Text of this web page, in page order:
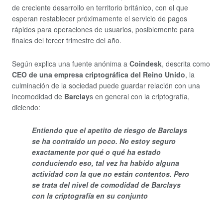
de creciente desarrollo en territorio británico, con el que
esperan restablecer próximamente el servicio de pagos
rápidos para operaciones de usuarios, posiblemente para
finales del tercer trimestre del año.
Según explica una fuente anónima a Coindesk, descrita como
CEO de una empresa criptográfica del Reino Unido, la
culminación de la sociedad puede guardar relación con una
incomodidad de Barclays en general con la criptografía,
diciendo:
Entiendo que el apetito de riesgo de Barclays
se ha contraído un poco. No estoy seguro
exactamente por qué o qué ha estado
conduciendo eso, tal vez ha habido alguna
actividad con la que no están contentos. Pero
se trata del nivel de comodidad de Barclays
con la criptografía en su conjunto